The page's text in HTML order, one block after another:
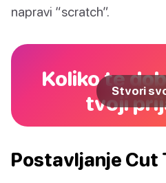
napravi “scratch”.
Koliko te
tvojiStvori
Postavljanje Cut